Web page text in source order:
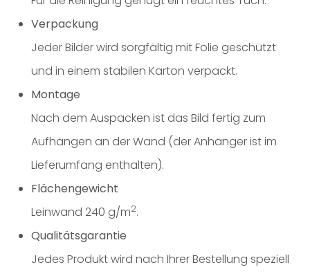
Verpackung
Jeder Bilder wird sorgfältig mit Folie geschützt
und in einem stabilen Karton verpackt.
Montage
Nach dem Auspacken ist das Bild fertig zum
Aufhängen an der Wand (der Anhänger ist im
Lieferumfang enthalten).
Flächengewicht
Leinwand 240 g/m2.
Qualitätsgarantie
Jedes Produkt wird nach Ihrer Bestellung speziell